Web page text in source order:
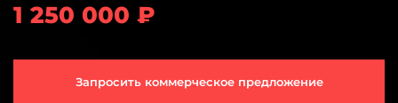
1 250 000 ₽
Запросить коммерческое предложение